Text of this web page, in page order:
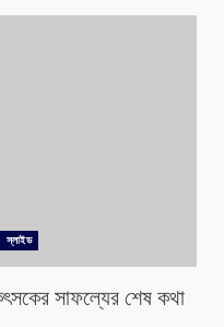
স্লাইড
সাফল্যের শেষ কথা